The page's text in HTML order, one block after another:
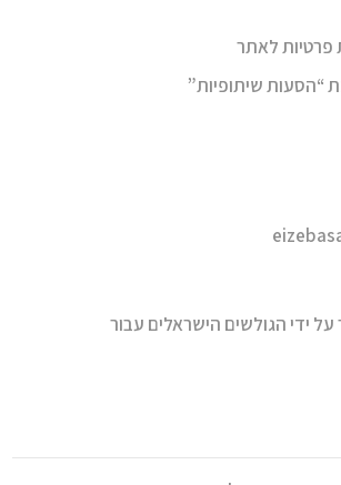
פרטיות לאתר
“הסעות שיתופיות”
ידי הגולשים הישראלים עבור